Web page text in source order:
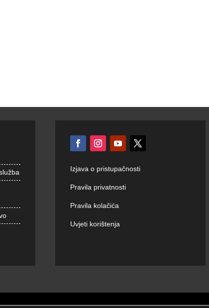
Izjava o pristupačnosti
Pravila privatnosti
Pravila kolačića
Uvjeti korištenja